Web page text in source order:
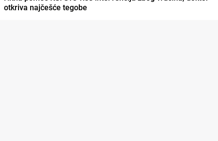
otkriva najčešće tegobe